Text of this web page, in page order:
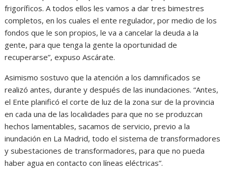
frigoríficos. A todos ellos les vamos a dar tres bimestres
completos, en los cuales el ente regulador, por medio de los
fondos que le son propios, le va a cancelar la deuda a la
gente, para que tenga la gente la oportunidad de
recuperarse”, expuso Ascárate.
Asimismo sostuvo que la atención a los damnificados se
realizó antes, durante y después de las inundaciones. “Antes,
el Ente planificó el corte de luz de la zona sur de la provincia
en cada una de las localidades para que no se produzcan
hechos lamentables, sacamos de servicio, previo a la
inundación en La Madrid, todo el sistema de transformadores
y subestaciones de transformadores, para que no pueda
haber agua en contacto con líneas eléctricas”.